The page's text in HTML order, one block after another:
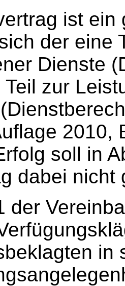
ist ein
der eine
Dienste
zur
2010,
soll in
dabei nicht
der
in